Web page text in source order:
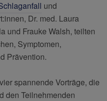
und
Dr. med. Laura
und Frauke Walsh, teilten
Symptomen,
Prävention.
spannende Vorträge, die
den Teilnehmenden